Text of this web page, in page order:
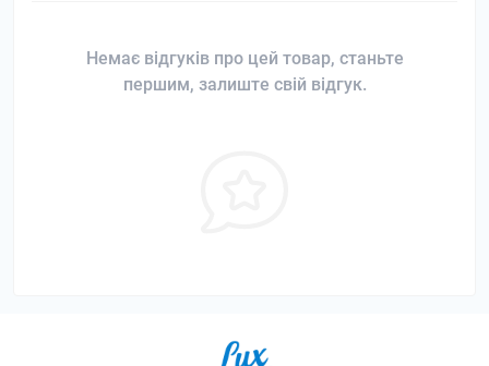
Немає відгуків про цей товар, станьте
першим, залиште свій відгук.